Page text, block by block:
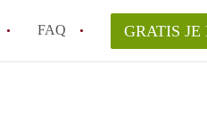
FAQ GRATIS